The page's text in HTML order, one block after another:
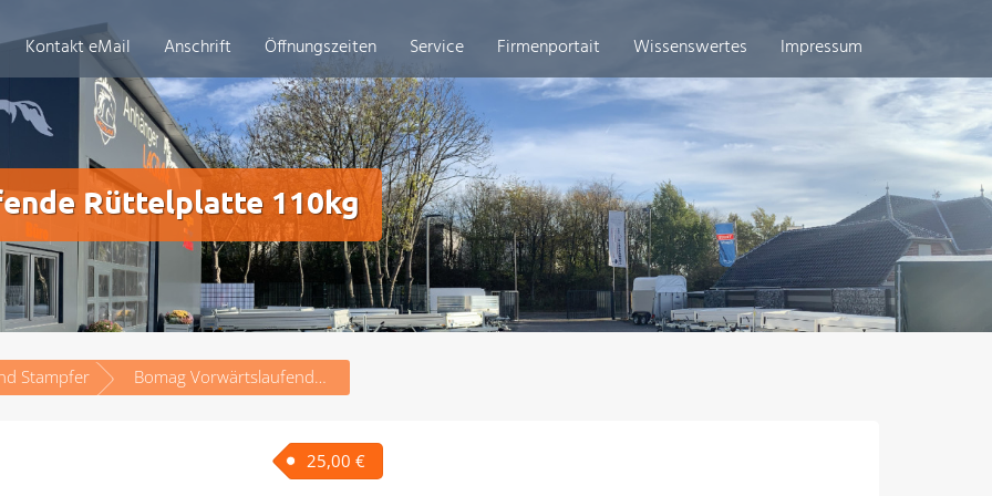
in ganz
Kontakt eMail Anschrift Öffnungszeiten Service Firmenportait Wissenswertes Impressum
Rüttelplatte 110kg
Stampfer Bomag Vorwärtslaufende Rüttelplatte 110kg
25,00 €